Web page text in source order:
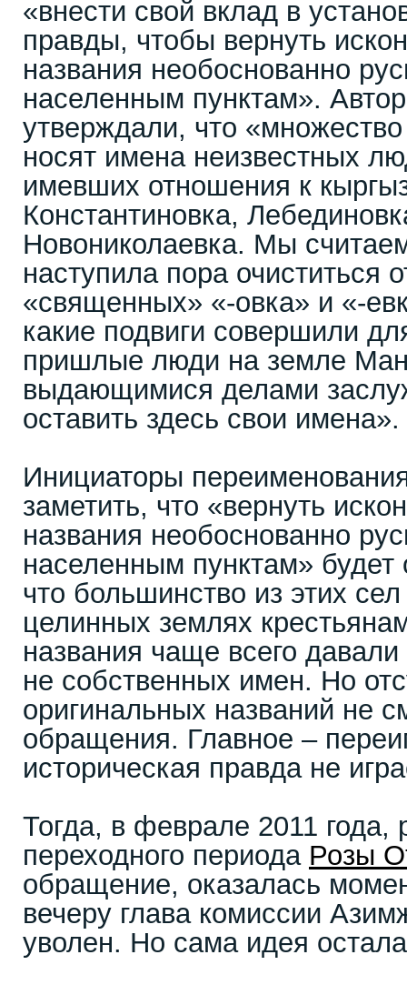
«внести свой вклад в
правды, чтобы вернуть
названия необоснованно
населенным пунктам».
утверждали, что
носят имена неизвестных
имевших отношения к
Константиновка,
Новониколаевка. Мы
наступила пора очиститься
«священных» «-овка» и «-
какие подвиги совершили
пришлые люди на земле
выдающимися делами
оставить здесь свои имена».
Инициаторы
заметить, что «вернуть
названия необоснованно
населенным пунктам» будет
что большинство из этих
целинных землях
названия чаще всего
не собственных имен. Но
оригинальных названий не
обращения. Главное –
историческая правда не
Тогда, в феврале 2011 года,
переходного периода Розы
обращение, оказалась
вечеру глава комиссии
уволен. Но сама идея